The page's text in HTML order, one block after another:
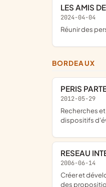
LES AMIS
2024-04-04
réunir des
BORDEAUX
PERIS
2012-05-29
recherches et communications sur les problématiques urbaines, sociologie des espaces de conflits dans la ville et des pratiques culturelles dans l'espace nocturne urbain,
dispositifs
RESEAU
2006-06-14
créer et développer des relations à l'échelle internationale entre chercheurs pluridisciplinaires en sciences sociales, confronter les points de vue et partager les expériences, faire
des